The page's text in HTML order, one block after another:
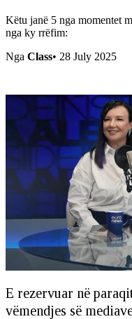
Këtu janë 5 nga momentet
nga ky rrëfim:
Nga Class• 28 July 2025
E rezervuar në
vëmendjes së